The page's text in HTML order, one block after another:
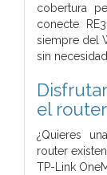
cobertura
conecte
siempre del
sin
el
¿Quieres
router
TP-Link